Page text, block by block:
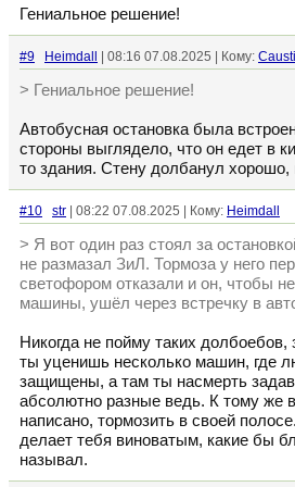
Гениальное решение!
#9 Heimdall | 08:16 07.08.2025 | Кому:
> Гениальное решение!
Автобусная остановка была
стороны выглядело, что он едет в
то здания. Стену долбанул
#10 str | 08:22 07.08.2025 | Кому: Heimdall
> Я вот один раз стоял за
не размазал ЗиЛ. Тормоза у него
светофором отказали и он, чтобы
машины, ушёл через встречку в
Никогда не пойму таких долбоебов,
ты уценишь несколько машин, где
защищены, а там ты насмерть
абсолютно разные ведь. К тому же
написано, тормозить в своей
делает тебя виноватым, какие бы
называл.